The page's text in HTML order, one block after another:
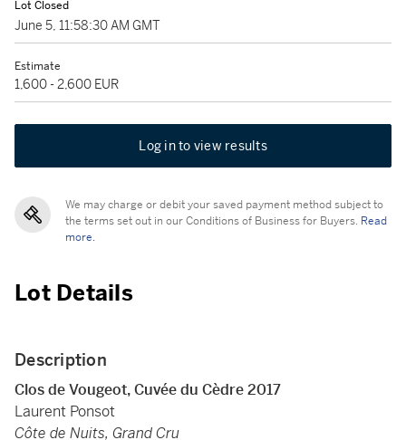
Lot Closed
June 5, 11:58:30 AM GMT
Estimate
1,600 - 2,600 EUR
Log in to view results
We may charge or debit your saved payment method subject to
the terms set out in our Conditions of Business for Buyers. Read
more.
Lot Details
Description
Clos de Vougeot, Cuvée du Cèdre 2017
Laurent Ponsot
Côte de Nuits, Grand Cru